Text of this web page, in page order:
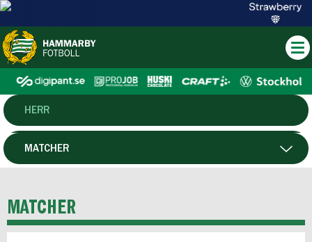
HERR
DAM
P19
MATCHER
MATCHER